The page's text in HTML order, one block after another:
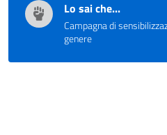
Lo sai che...
Campagna di
genere